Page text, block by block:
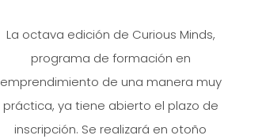
La octava edición de Curious Minds,
programa de formación en
emprendimiento de una manera muy
práctica, ya tiene abierto el plazo de
inscripción. Se realizará en otoño